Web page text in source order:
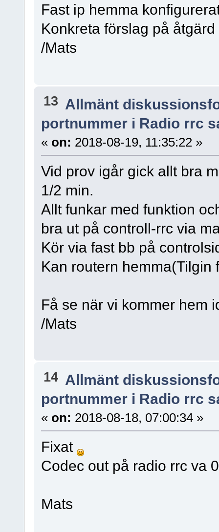
Fast ip hemma
Konkreta förslag på
/Mats
13 Allmänt
portnummer i Radio rrc
« on: 2018-08-19, 11:35:22 »
Vid prov igår gick allt bra
1/2 min.
Allt funkar med funktion
bra ut på controll-rrc via
Kör via fast bb på
Kan routern
Få se när vi kommer hem
/Mats
14 Allmänt
portnummer i Radio rrc
« on: 2018-08-18, 07:00:34 »
Fixat
Codec out på radio rrc va
Mats